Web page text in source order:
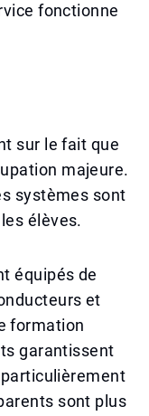
fonctionne
sur le fait que
majeure.
systèmes sont
élèves.
équipés de
et
formation
garantissent
sont plus